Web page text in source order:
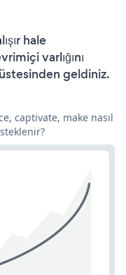
hale
varlığını
geldiniz.
captivate, make nasıl